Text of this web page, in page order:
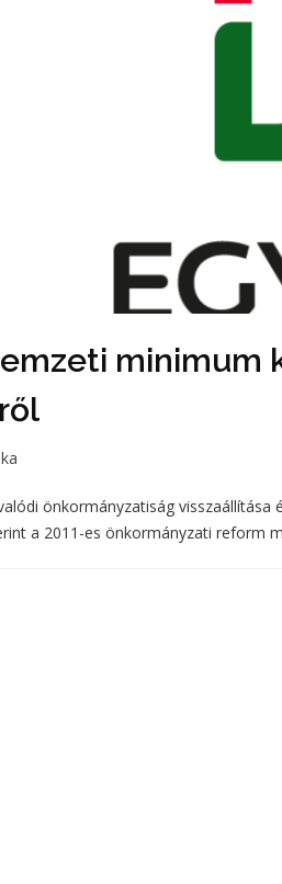
minimum
önkormányzatiság
a 2011-es önkormányzati reform